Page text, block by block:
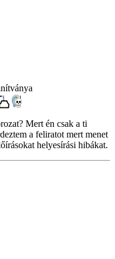
Mert én csak a ti
a feliratot mert menet
helyesírási hibákat.